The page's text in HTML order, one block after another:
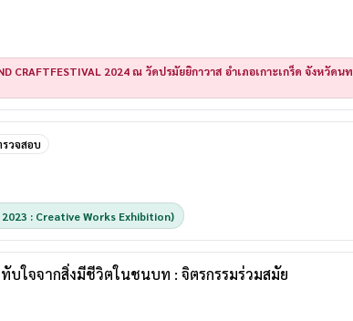
CRAFTFESTIVAL 2024 ณ วัดปรมัยยิกาวาส อำเภอเกาะเกร็ด จังหวัดนท
วจสอบ
: Creative Works Exhibition)
บใจจากสิ่งมีชีวิตในชนบท : จิตรกรรมร่วมสมัย